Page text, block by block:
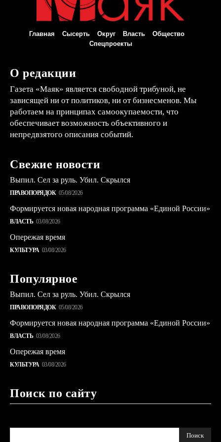
Главная Сысерть Округ Власть
Общество
Спецпроекты
О редакции
Газета «Маяк» является свободной трибуной, не
зависящей ни от политиков, ни от бизнесменов. Мы
работаем на принципах самоокупаемости, что
обеспечивает возможность объективного и
непредвзятого описания событий.
Свежие новости
Выпил. Сел за руль. Убил. Скрылся
ПРАВОПОРЯДОК 05/08/2026
Формируется новая народная программа «Единой России»
ВЛАСТЬ 03/08/2026
Опережая время
КУЛЬТУРА 03/08/2026
Популярное
Выпил. Сел за руль. Убил. Скрылся
ПРАВОПОРЯДОК 05/08/2026
Формируется новая народная программа «Единой России»
ВЛАСТЬ 03/08/2026
Опережая время
КУЛЬТУРА 03/08/2026
Поиск по сайту
Поиск